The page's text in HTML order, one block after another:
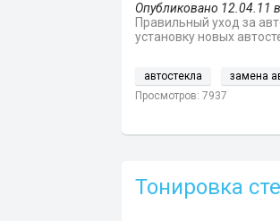
Опубликовано 12.04.11
Правильный уход за
установку новых
автостекла
замена
Просмотров: 7937
Тонировка